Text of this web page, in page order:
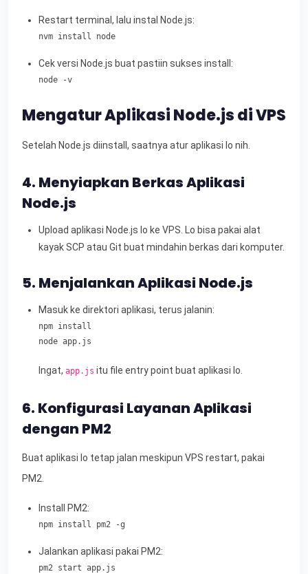
Restart terminal, lalu instal Node.js:
nvm install node
Cek versi Node.js buat pastiin sukses install:
node -v
Mengatur Aplikasi Node.js di VPS
Setelah Node.js diinstall, saatnya atur aplikasi lo nih.
4. Menyiapkan Berkas Aplikasi
Node.js
Upload aplikasi Node.js lo ke VPS. Lo bisa pakai alat
kayak SCP atau Git buat mindahin berkas dari komputer.
5. Menjalankan Aplikasi Node.js
Masuk ke direktori aplikasi, terus jalanin:
npm install
node app.js
Ingat, app.js itu file entry point buat aplikasi lo.
6. Konfigurasi Layanan Aplikasi
dengan PM2
Buat aplikasi lo tetap jalan meskipun VPS restart, pakai
PM2.
Install PM2:
npm install pm2 -g
Jalankan aplikasi pakai PM2:
pm2 start app.js